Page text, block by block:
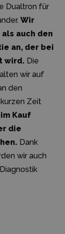
Dualtron für
Wir
auch den
an, der bei
wird. Die
wir auf
den
Zeit
Kauf
die
Dank
wir auch